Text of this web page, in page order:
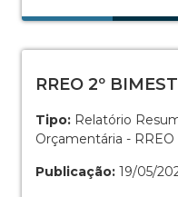
RREO 2º
Tipo: Relatório
Orçamentária - RREO
Publicação: 19/05/